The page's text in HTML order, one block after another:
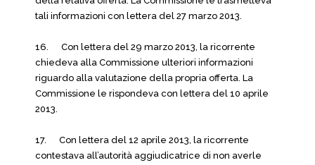
tali informazioni con lettera del 27 marzo 2013.
16. Con lettera del 29 marzo 2013, la ricorrente
chiedeva alla Commissione ulteriori informazioni
riguardo alla valutazione della propria offerta. La
Commissione le rispondeva con lettera del 10 aprile
2013.
17. Con lettera del 12 aprile 2013, la ricorrente
contestava all’autorità aggiudicatrice di non averle